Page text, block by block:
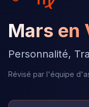
Mars en
Personnalité,
Révisé par l'équipe